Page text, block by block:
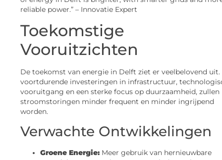
reliable power.” – Innovatie Expert
Toekomstige
Vooruitzichten
De toekomst van energie in Delft ziet er veelbelovend uit.
voortdurende investeringen in infrastructuur,
vooruitgang en een sterke focus op duurzaamheid, zullen
stroomstoringen minder frequent en minder ingrijpend
worden.
Verwachte Ontwikkelingen
Groene Energie: Meer gebruik van hernieuwbare